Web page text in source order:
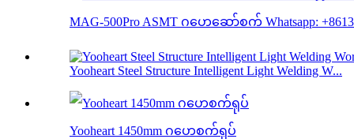
MAG-500Pro ASMT ဂဟေဆော်စက် Whatsapp:
Yooheart Steel Structure Intelligent Light Welding W...
Yooheart 1450mm ဂဟေစက်ရုပ်